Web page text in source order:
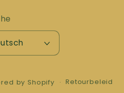
by Shopify
Retourbeleid